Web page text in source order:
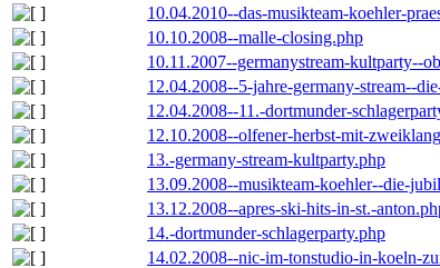
10.04.2010--das-musikteam-koehler-
10.10.2008--malle-closing.php
10.11.2007--germanystream-kultparty--
12.04.2008--5-jahre-germany-stream--
12.04.2008--11.-dortmunder-
12.10.2008--olfener-herbst-mit-
13.-germany-stream-kultparty.php
13.09.2008--musikteam-koehler--die-
13.12.2008--apres-ski-hits-in-st.-
14.-dortmunder-schlagerparty.php
14.02.2008--nic-im-tonstudio-in-koeln-